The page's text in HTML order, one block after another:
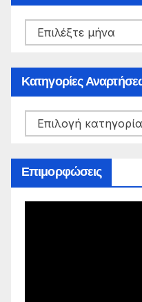
Ιστορικό
Αναρτήσεων
Κατηγορίες
Κατηγορίες
Αναρτήσεων
Επιμορφώσεις